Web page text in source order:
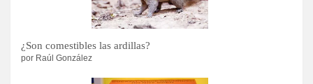
¿Son comestibles las ardillas?
por Raúl González